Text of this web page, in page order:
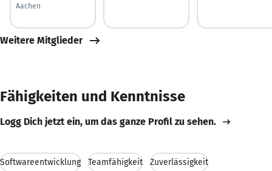
Aachen
Weitere Mitglieder
Fähigkeiten und Kenntnisse
Logg Dich jetzt ein, um das ganze Profil zu sehen.
Softwareentwicklung Teamfähigkeit Zuverlässigkeit